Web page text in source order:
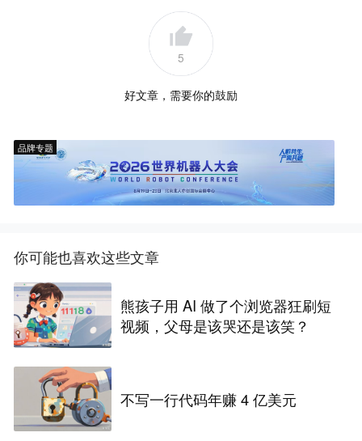
5
好文章，需要你的鼓励
品牌专题
你可能也喜欢这些文章
熊孩子用 AI 做了个浏览器狂刷短
视频，父母是该哭还是该笑？
不写一行代码年赚 4 亿美元